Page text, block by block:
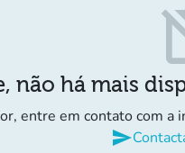
não há mais
entre em contato com a
send